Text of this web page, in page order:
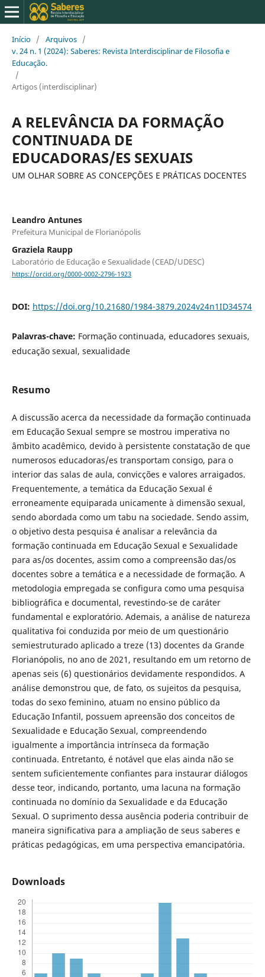
Início / Arquivos /
v. 24 n. 1 (2024): Saberes: Revista Interdisciplinar de Filosofia e
Educação.
/
Artigos (interdisciplinar)
A RELEVÂNCIA DA FORMAÇÃO
CONTINUADA DE
EDUCADORAS/ES SEXUAIS
UM OLHAR SOBRE AS CONCEPÇÕES E PRÁTICAS DOCENTES
Leandro Antunes
Prefeitura Municipal de Florianópolis
Graziela Raupp
Laboratório de Educação e Sexualidade (CEAD/UDESC)
https://orcid.org/0000-0002-2796-1923
DOI: https://doi.org/10.21680/1984-3879.2024v24n1ID34574
Palavras-chave: Formação continuada, educadores sexuais,
educação sexual, sexualidade
Resumo
A discussão acerca da necessidade da formação continuada
em Educação Sexual sempre se mostrou imperativa no
âmbito acadêmico, devido à persistente constatação de que
numerosos educadoras/es transportam consigo, para o
interior das salas de aula, convicções e valores arraigados.
Frequentemente, a temática da Educação Sexual é
erroneamente equiparada unicamente à dimensão sexual,
sendo abordada como um tabu na sociedade. Sendo assim,
o objetivo desta pesquisa é analisar a relevância da
formação continuada em Educação Sexual e Sexualidade
para as/os docentes, assim como a compreensão das/os
docentes sobre a temática e a necessidade de formação. A
metodologia empregada se configura como uma pesquisa
bibliográfica e documental, revestindo-se de caráter
fundamental e exploratório. Ademais, a análise de natureza
qualitativa foi conduzida por meio de um questionário
semiestruturado aplicado a treze (13) docentes da Grande
Florianópolis, no ano de 2021, resultando em um retorno de
apenas seis (6) questionários devidamente respondidos. A
análise demonstrou que, de fato, os sujeitos da pesquisa,
todas do sexo feminino, atuam no ensino público da
Educação Infantil, possuem apreensão dos conceitos de
Sexualidade e Educação Sexual, compreendendo
igualmente a importância intrínseca da formação
continuada. Entretanto, é notável que elas ainda não se
sentem suficientemente confiantes para instaurar diálogos
desse teor, indicando, portanto, uma lacuna na formação
continuada no domínio da Sexualidade e da Educação
Sexual. O suprimento dessa ausência poderia contribuir de
maneira significativa para a ampliação de seus saberes e
práticas pedagógicas, em uma perspectiva emancipatória.
Downloads